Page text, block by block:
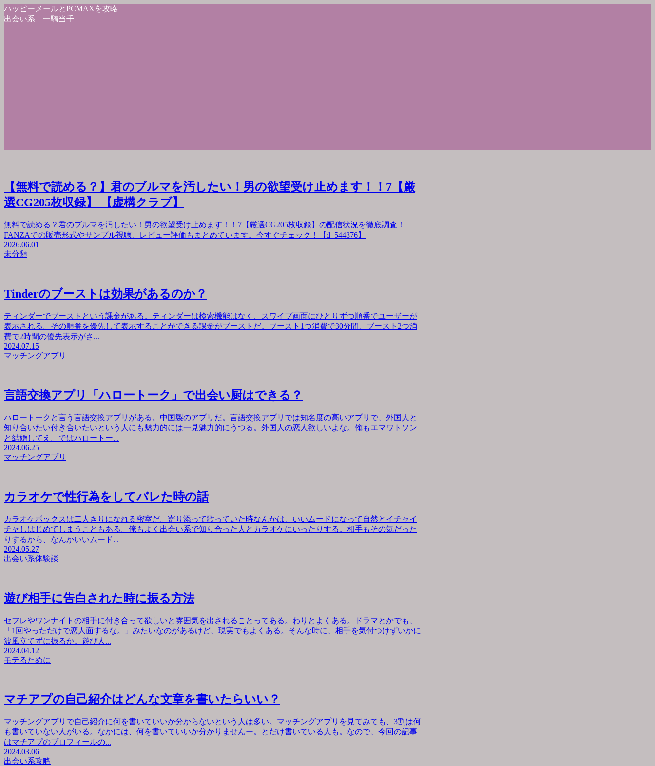
ハッピーメールとPCMAXを攻略
出会い系！一騎当千
【無料で読める？】君のブルマを汚したい！男の欲望受け止めます！！7【厳
選CG205枚収録】 【虚構クラブ】
無料で読める？君のブルマを汚したい！男の欲望受け止めます！！7【厳選CG205枚収録】の配信状況を徹底調査！
FANZAでの販売形式やサンプル視聴、レビュー評価もまとめています。今すぐチェック！【d_544876】
2026.06.01
未分類
Tinderのブーストは効果があるのか？
ティンダーでブーストという課金がある。ティンダーは検索機能はなく、スワイプ画面にひとりずつ順番でユーザーが
表示される。その順番を優先して表示することができる課金がブーストだ。ブースト1つ消費で30分間、ブースト2つ消
費で2時間の優先表示がさ...
2024.07.15
マッチングアプリ
言語交換アプリ「ハロートーク」で出会い厨はできる？
ハロートークと言う言語交換アプリがある。中国製のアプリだ。言語交換アプリでは知名度の高いアプリで、外国人と
知り合いたい付き合いたいという人にも魅力的には一見魅力的にうつる。外国人の恋人欲しいよな。俺もエマワトソン
と結婚してえ。ではハロートー...
2024.06.25
マッチングアプリ
カラオケで性行為をしてバレた時の話
カラオケボックスは二人きりになれる密室だ。寄り添って歌っていた時なんかは、いいムードになって自然とイチャイ
チャしはじめてしまうこともある。俺もよく出会い系で知り合った人とカラオケにいったりする。相手もその気だった
りするから、なんかいいムード...
2024.05.27
出会い系体験談
遊び相手に告白された時に振る方法
セフレやワンナイトの相手に付き合って欲しいと雰囲気を出されることってある。わりとよくある。ドラマとかでも、
「1回やっただけで恋人面するな。」みたいなのがあるけど、現実でもよくある。そんな時に、相手を気付つけずいかに
波風立てずに振るか。遊び人...
2024.04.12
モテるために
マチアプの自己紹介はどんな文章を書いたらいい？
マッチングアプリで自己紹介に何を書いていいか分からないという人は多い。マッチングアプリを見てみても、3割は何
も書いていない人がいる。なかには、何を書いていいか分かりませんー。とだけ書いている人も。なので、今回の記事
はマチアプのプロフィールの...
2024.03.06
出会い系攻略